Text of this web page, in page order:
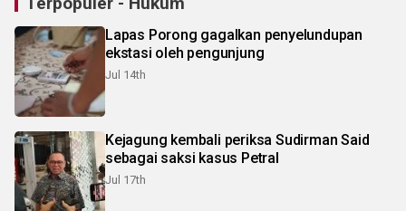
Lapas Porong gagalkan penyelundupan
ekstasi oleh pengunjung
Jul 14th
Kejagung kembali periksa Sudirman Said
sebagai saksi kasus Petral
Jul 17th